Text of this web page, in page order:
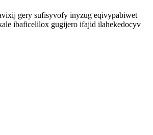
gery sufisyvofy inyzug eqivypabiwet
ibaficelilox gugijero ifajid ilahekedocyv